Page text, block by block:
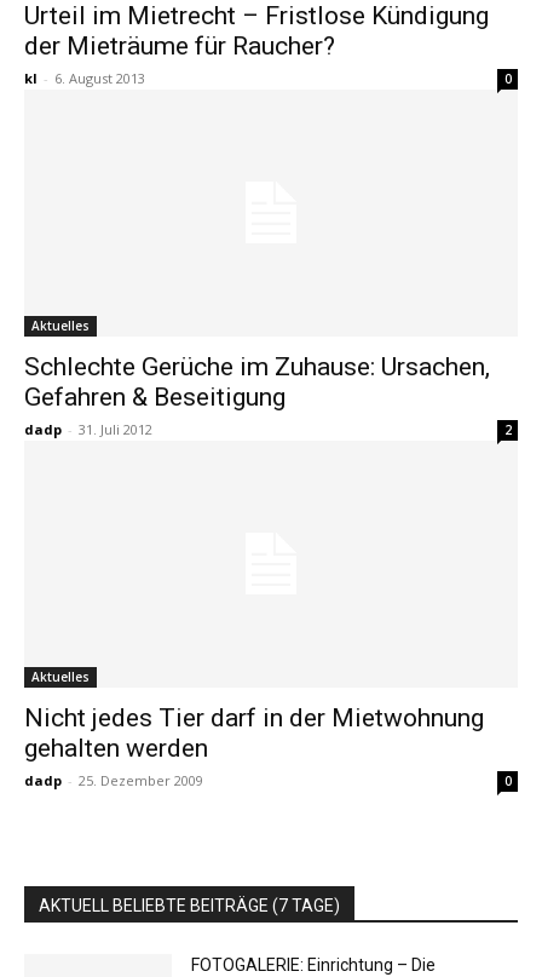
Urteil im Mietrecht – Fristlose Kündigung
der Mieträume für Raucher?
kl - 6. August 2013 0
Aktuelles
Schlechte Gerüche im Zuhause: Ursachen,
Gefahren & Beseitigung
dadp - 31. Juli 2012 2
Aktuelles
Nicht jedes Tier darf in der Mietwohnung
gehalten werden
dadp - 25. Dezember 2009 0
AKTUELL BELIEBTE BEITRÄGE (7 TAGE)
FOTOGALERIE: Einrichtung – Die